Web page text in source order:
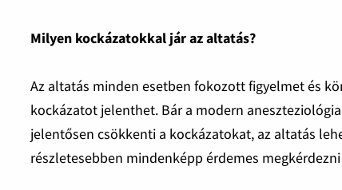
Milyen kockázatokkal jár az altatás?
Az altatás minden esetben fokozott figyelmet és
kockázatot jelenthet. Bár a modern
jelentősen csökkenti a kockázatokat, az altatás
részletesebben mindenképp érdemes